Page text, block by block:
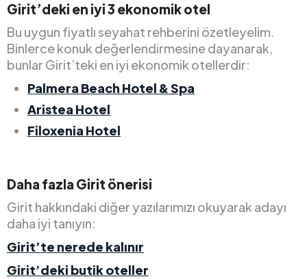
Girit’deki en iyi 3 ekonomik otel
Bu uygun fiyatlı seyahat rehberini özetleyelim.
Binlerce konuk değerlendirmesine dayanarak,
bunlar Girit’teki en iyi ekonomik otellerdir:
Palmera Beach Hotel & Spa
Aristea Hotel
Filoxenia Hotel
Daha fazla Girit önerisi
Girit hakkındaki diğer yazılarımızı okuyarak adayı
daha iyi tanıyın:
Girit’te nerede kalınır
Girit’deki butik oteller